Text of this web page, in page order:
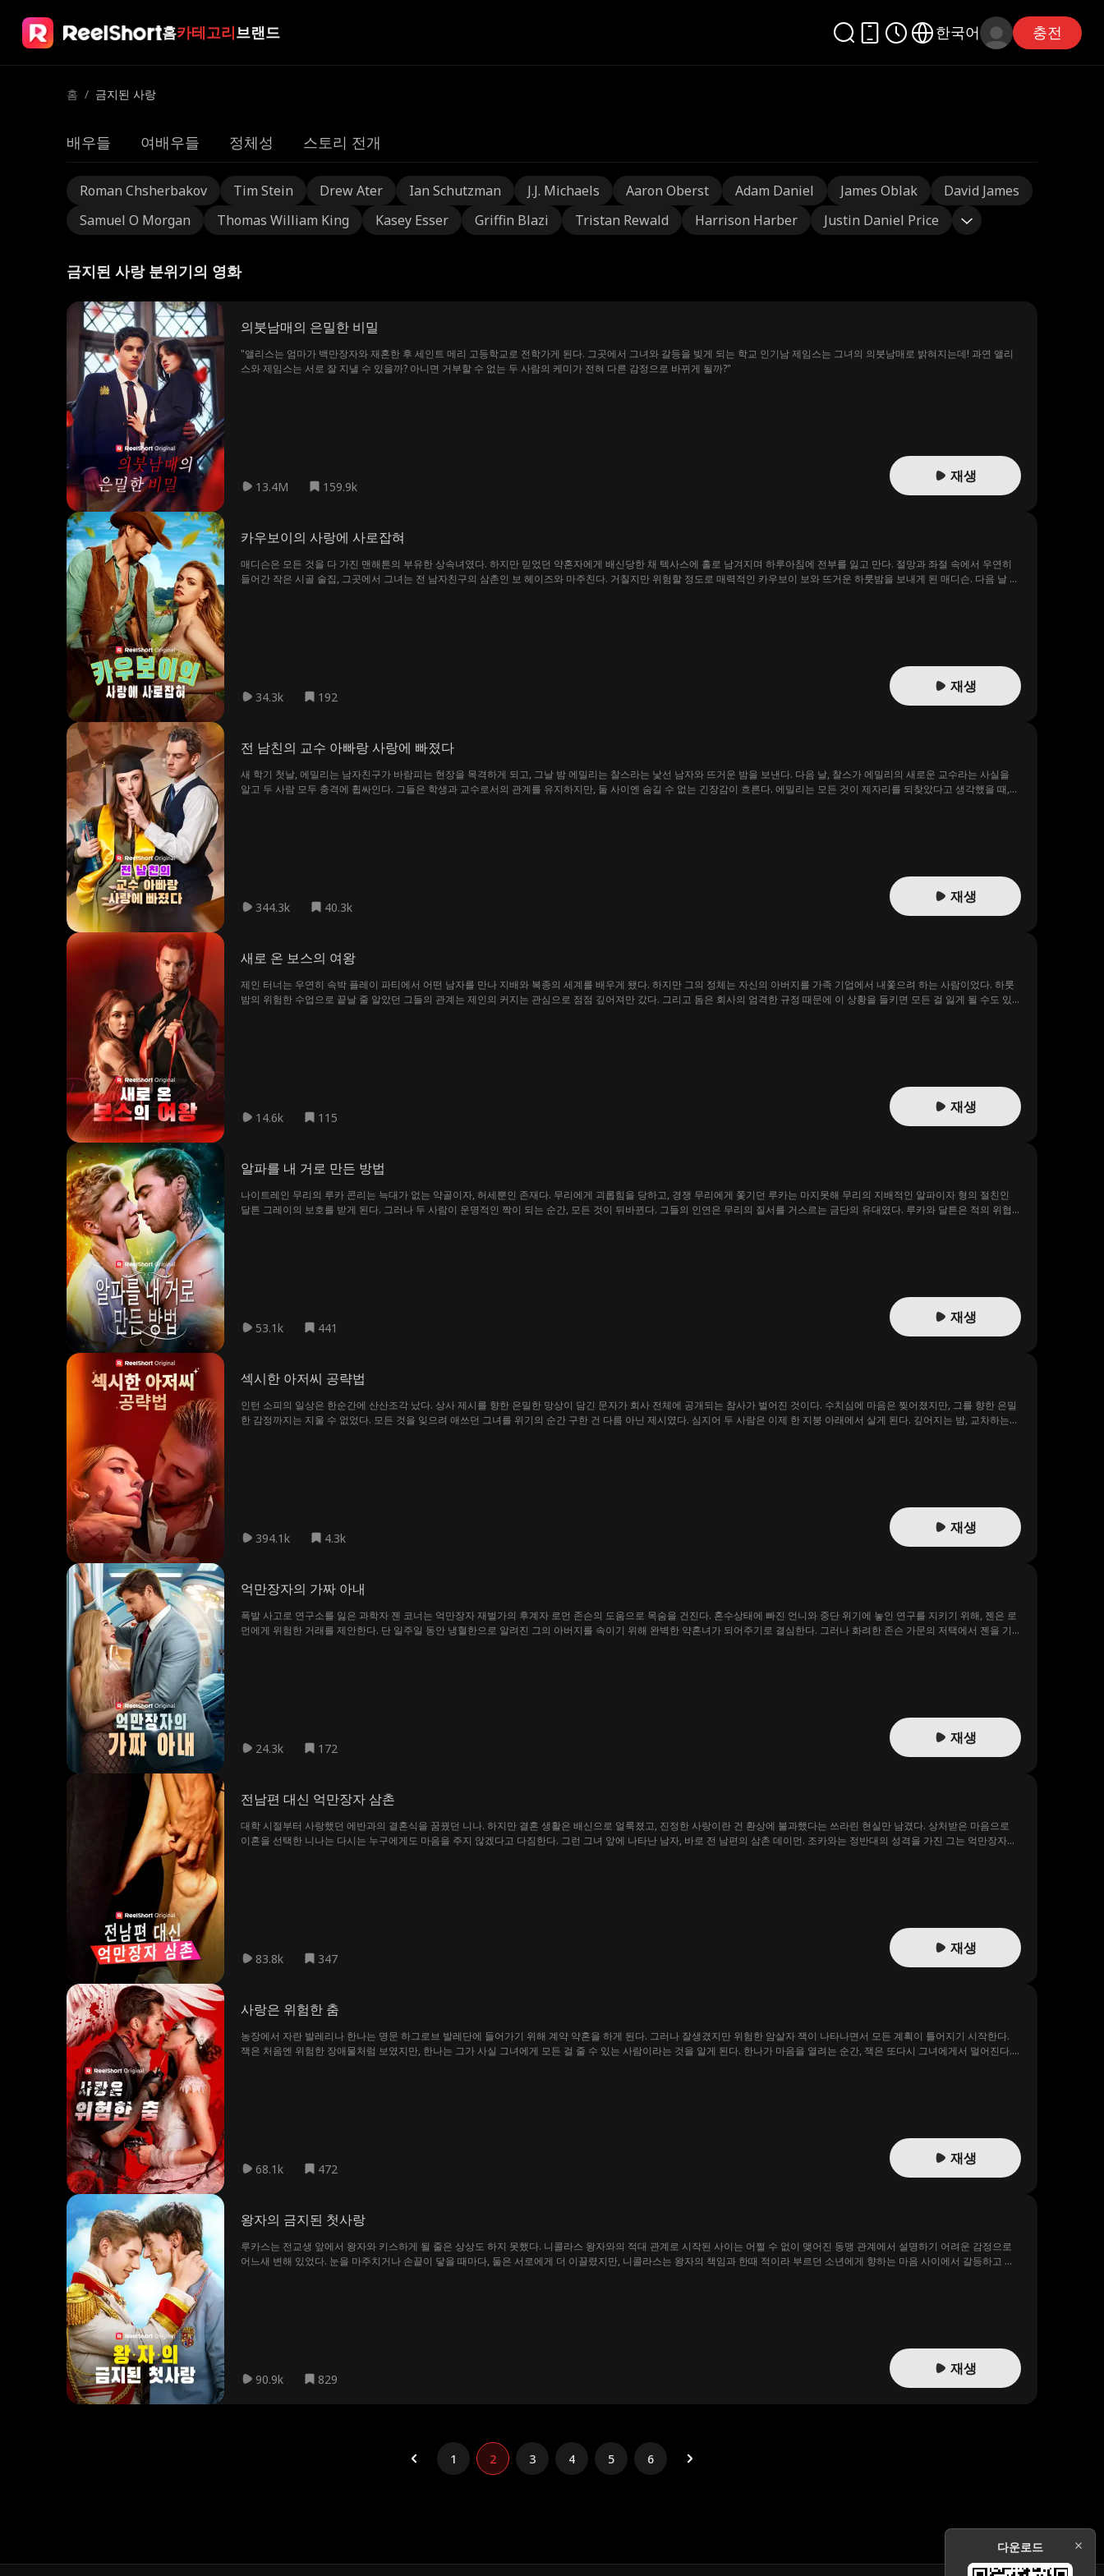
홈카테고리브랜드 한국어 충전
홈 / 금지된 사랑
배우들 여배우들 정체성 스토리 전개
Roman Chsherbakov Tim Stein Drew Ater Ian Schutzman J.J. Michaels Aaron Oberst Adam Daniel James Oblak
David James
Samuel O Morgan
Thomas William King Kasey Esser Griffin Blazi Tristan Rewald Harrison Harber Justin Daniel Price
금지된 사랑 분위기의 영화
의붓남매의 은밀한 비밀
"앨리스는 엄마가 백만장자와 재혼한 후 세인트 메리 고등학교로 전학가게 된다. 그곳에서 그녀와 갈등을 빚게 되는 학교 인기남 제임스는 그녀의 의붓남매로 밝혀지는데! 과연 앨리
스와 제임스는 서로 잘 지낼 수 있을까? 아니면 거부할 수 없는 두 사람의 케미가 전혀 다른 감정으로 바뀌게 될까?"
13.4M 159.9k
재생
카우보이의 사랑에 사로잡혀
매디슨은 모든 것을 다 가진 맨해튼의 부유한 상속녀였다. 하지만 믿었던 약혼자에게 배신당한 채 텍사스에 홀로 남겨지며 하루아침에 전부를 잃고 만다. 절망과 좌절 속에서 우연히
들어간 작은 시골 술집, 그곳에서 그녀는 전 남자친구의 삼촌인 보 헤이즈와 마주친다. 거칠지만 위험할 정도로 매력적인 카우보이 보와 뜨거운 하룻밤을 보내게 된 매디슨. 다음 날 아
34.3k 192
재생
전 남친의 교수 아빠랑 사랑에 빠졌다
새 학기 첫날, 에밀리는 남자친구가 바람피는 현장을 목격하게 되고, 그날 밤 에밀리는 찰스라는 낯선 남자와 뜨거운 밤을 보낸다. 다음 날, 찰스가 에밀리의 새로운 교수라는 사실을
알고 두 사람 모두 충격에 휩싸인다. 그들은 학생과 교수로서의 관계를 유지하지만, 둘 사이엔 숨길 수 없는 긴장감이 흐른다. 에밀리는 모든 것이 제자리를 되찾았다고 생각했을 때,
344.3k 40.3k
재생
새로 온 보스의 여왕
제인 터너는 우연히 속박 플레이 파티에서 어떤 남자를 만나 지배와 복종의 세계를 배우게 됐다. 하지만 그의 정체는 자신의 아버지를 가족 기업에서 내쫓으려 하는 사람이었다. 하룻
밤의 위험한 수업으로 끝날 줄 알았던 그들의 관계는 제인의 커지는 관심으로 점점 깊어져만 갔다. 그리고 돔은 회사의 엄격한 규정 때문에 이 상황을 들키면 모든 걸 잃게 될 수도 있
나지 않기로 한 거래를 맺었다. 시간은 흘러 제인의 영화 시사회가 열리는 밤, 아버지는 마침내 그녀에게 숨겨왔던 모든 진실을 털어놓았다. 그렇게 진실을 알게 된 제인은 진심으로 사
랑하게 된 돔에게 연락했다. 그녀의 메시지를 받은 돔은 제인을 떠난 일에 대해 용서를 구했고 결국 제인은 모든 것을 용서해 주었다. 그렇게 두 사람은 당당한 연인으로 함께 할 수 있
게 되었다.
14.6k 115
재생
알파를 내 거로 만든 방법
나이트레인 무리의 루카 콘리는 늑대가 없는 약골이자, 허세뿐인 존재다. 무리에게 괴롭힘을 당하고, 경쟁 무리에게 쫓기던 루카는 마지못해 무리의 지배적인 알파이자 형의 절친인
달튼 그레이의 보호를 받게 된다. 그러나 두 사람이 운명적인 짝이 되는 순간, 모든 것이 뒤바뀐다. 그들의 인연은 무리의 질서를 거스르는 금단의 유대였다. 루카와 달튼은 적의 위협
53.1k 441
재생
섹시한 아저씨 공략법
인턴 소피의 일상은 한순간에 산산조각 났다. 상사 제시를 향한 은밀한 망상이 담긴 문자가 회사 전체에 공개되는 참사가 벌어진 것이다. 수치심에 마음은 찢어졌지만, 그를 향한 은밀
한 감정까지는 지울 수 없었다. 모든 것을 잊으려 애쓰던 그녀를 위기의 순간 구한 건 다름 아닌 제시였다. 심지어 두 사람은 이제 한 지붕 아래에서 살게 된다. 깊어지는 밤, 교차하는
394.1k 4.3k
재생
억만장자의 가짜 아내
폭발 사고로 연구소를 잃은 과학자 젠 코너는 억만장자 재벌가의 후계자 로먼 존슨의 도움으로 목숨을 건진다. 혼수상태에 빠진 언니와 중단 위기에 놓인 연구를 지키기 위해, 젠은 로
먼에게 위험한 거래를 제안한다. 단 일주일 동안 냉혈한으로 알려진 그의 아버지를 속이기 위해 완벽한 약혼녀가 되어주기로 결심한다. 그러나 화려한 존슨 가문의 저택에서 젠을 기
24.3k 172
재생
전남편 대신 억만장자 삼촌
대학 시절부터 사랑했던 에반과의 결혼식을 꿈꿨던 니나. 하지만 결혼 생활은 배신으로 얼룩졌고, 진정한 사랑이란 건 환상에 불과했다는 쓰라린 현실만 남겼다. 상처받은 마음으로
이혼을 선택한 니나는 다시는 누구에게도 마음을 주지 않겠다고 다짐한다. 그런 그녀 앞에 나타난 남자, 바로 전 남편의 삼촌 데이먼. 조카와는 정반대의 성격을 가진 그는 억만장자이
83.8k 347
재생
사랑은 위험한 춤
농장에서 자란 발레리나 한나는 명문 하그로브 발레단에 들어가기 위해 계약 약혼을 하게 된다. 그러나 잘생겼지만 위험한 암살자 잭이 나타나면서 모든 계획이 틀어지기 시작한다.
잭은 처음엔 위험한 장애물처럼 보였지만, 한나는 그가 사실 그녀에게 모든 걸 줄 수 있는 사람이라는 것을 알게 된다. 한나가 마음을 열려는 순간, 잭은 또다시 그녀에게서 멀어진다.
68.1k 472
재생
왕자의 금지된 첫사랑
루카스는 전교생 앞에서 왕자와 키스하게 될 줄은 상상도 하지 못했다. 니콜라스 왕자와의 적대 관계로 시작된 사이는 어쩔 수 없이 맺어진 동맹 관계에서 설명하기 어려운 감정으로
어느새 변해 있었다. 눈을 마주치거나 손끝이 닿을 때마다, 둘은 서로에게 더 이끌렸지만, 니콜라스는 왕자의 책임과 한때 적이라 부르던 소년에게 향하는 마음 사이에서 갈등하고 있
90.9k 829
재생
1 2 3 4 5 6
다운로드